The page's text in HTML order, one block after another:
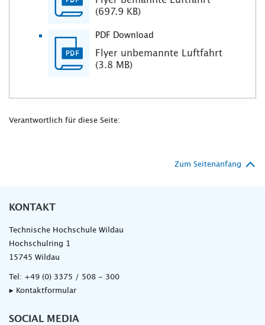
(697.9 KB)
PDF Download
Flyer unbemannte Luftfahrt
(3.8 MB)
Verantwortlich für diese Seite:
Zum Seitenanfang
KONTAKT
Technische Hochschule Wildau
Hochschulring 1
15745 Wildau
Tel: +49 (0) 3375 / 508 - 300
▸ Kontaktformular
SOCIAL MEDIA